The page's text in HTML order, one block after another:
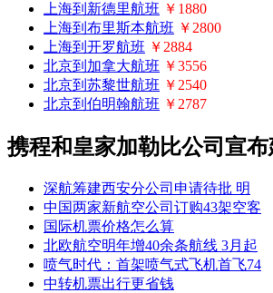
上海到新德里航班 ￥1880
上海到布里斯本航班 ￥2800
上海到开罗航班 ￥2884
北京到加拿大航班 ￥3556
北京到苏黎世航班 ￥2540
北京到伯明翰航班 ￥2787
携程和皇家加勒比公司宣
深航筹建西安分公司申请待批 明
中国两家新航空公司订购43架空客
国际机票价格怎么算
北欧航空明年增40余条航线 3月起
喷气时代：首架喷气式飞机首飞74
中转机票出行更省钱